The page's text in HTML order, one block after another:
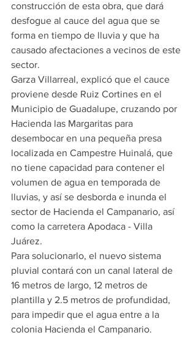
construcción de esta obra, que dará
desfogue al cauce del agua que se
forma en tiempo de lluvia y que ha
causado afectaciones a vecinos de este
sector.
Garza Villarreal, explicó que el cauce
proviene desde Ruiz Cortines en el
Municipio de Guadalupe, cruzando por
Hacienda las Margaritas para
desembocar en una pequeña presa
localizada en Campestre Huinalá, que
no tiene capacidad para contener el
volumen de agua en temporada de
lluvias, y así se desborda e inunda el
sector de Hacienda el Campanario, así
como la carretera Apodaca - Villa
Juárez.
Para solucionarlo, el nuevo sistema
pluvial contará con un canal lateral de
16 metros de largo, 12 metros de
plantilla y 2.5 metros de profundidad,
para impedir que el agua entre a la
colonia Hacienda el Campanario.